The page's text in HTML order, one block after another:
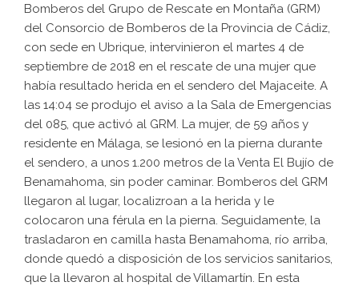
Bomberos del Grupo de Rescate en Montaña (GRM)
del Consorcio de Bomberos de la Provincia de Cádiz,
con sede en Ubrique, intervinieron el martes 4 de
septiembre de 2018 en el rescate de una mujer que
había resultado herida en el sendero del Majaceite. A
las 14:04 se produjo el aviso a la Sala de Emergencias
del 085, que activó al GRM. La mujer, de 59 años y
residente en Málaga, se lesionó en la pierna durante
el sendero, a unos 1.200 metros de la Venta El Bujío de
Benamahoma, sin poder caminar. Bomberos del GRM
llegaron al lugar, localizroan a la herida y le
colocaron una férula en la pierna. Seguidamente, la
trasladaron en camilla hasta Benamahoma, río arriba,
donde quedó a disposición de los servicios sanitarios,
que la llevaron al hospital de Villamartín. En esta